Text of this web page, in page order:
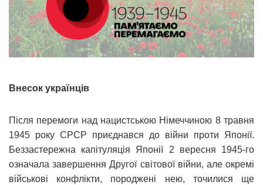
Внесок українців
Після перемоги над нацистською Німеччиною 8 травня
1945 року СРСР приєднався до війни проти Японії.
Беззастережна капітуляція Японії 2 вересня 1945-го
означала завершення Другої світової війни, але окремі
військові конфлікти, породжені нею, точилися ще